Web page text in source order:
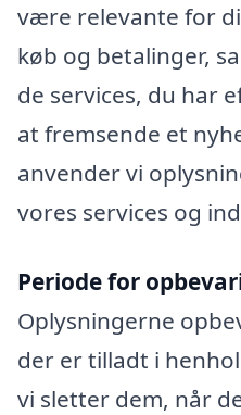
være relevante for
køb og betalinger,
de services, du har
at fremsende et
anvender vi
vores services og
Periode for
Oplysningerne
der er tilladt i
vi sletter dem, når